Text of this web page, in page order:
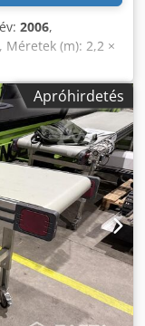
2006,
, Méretek (m): 2,2 ×
Apróhirdetés